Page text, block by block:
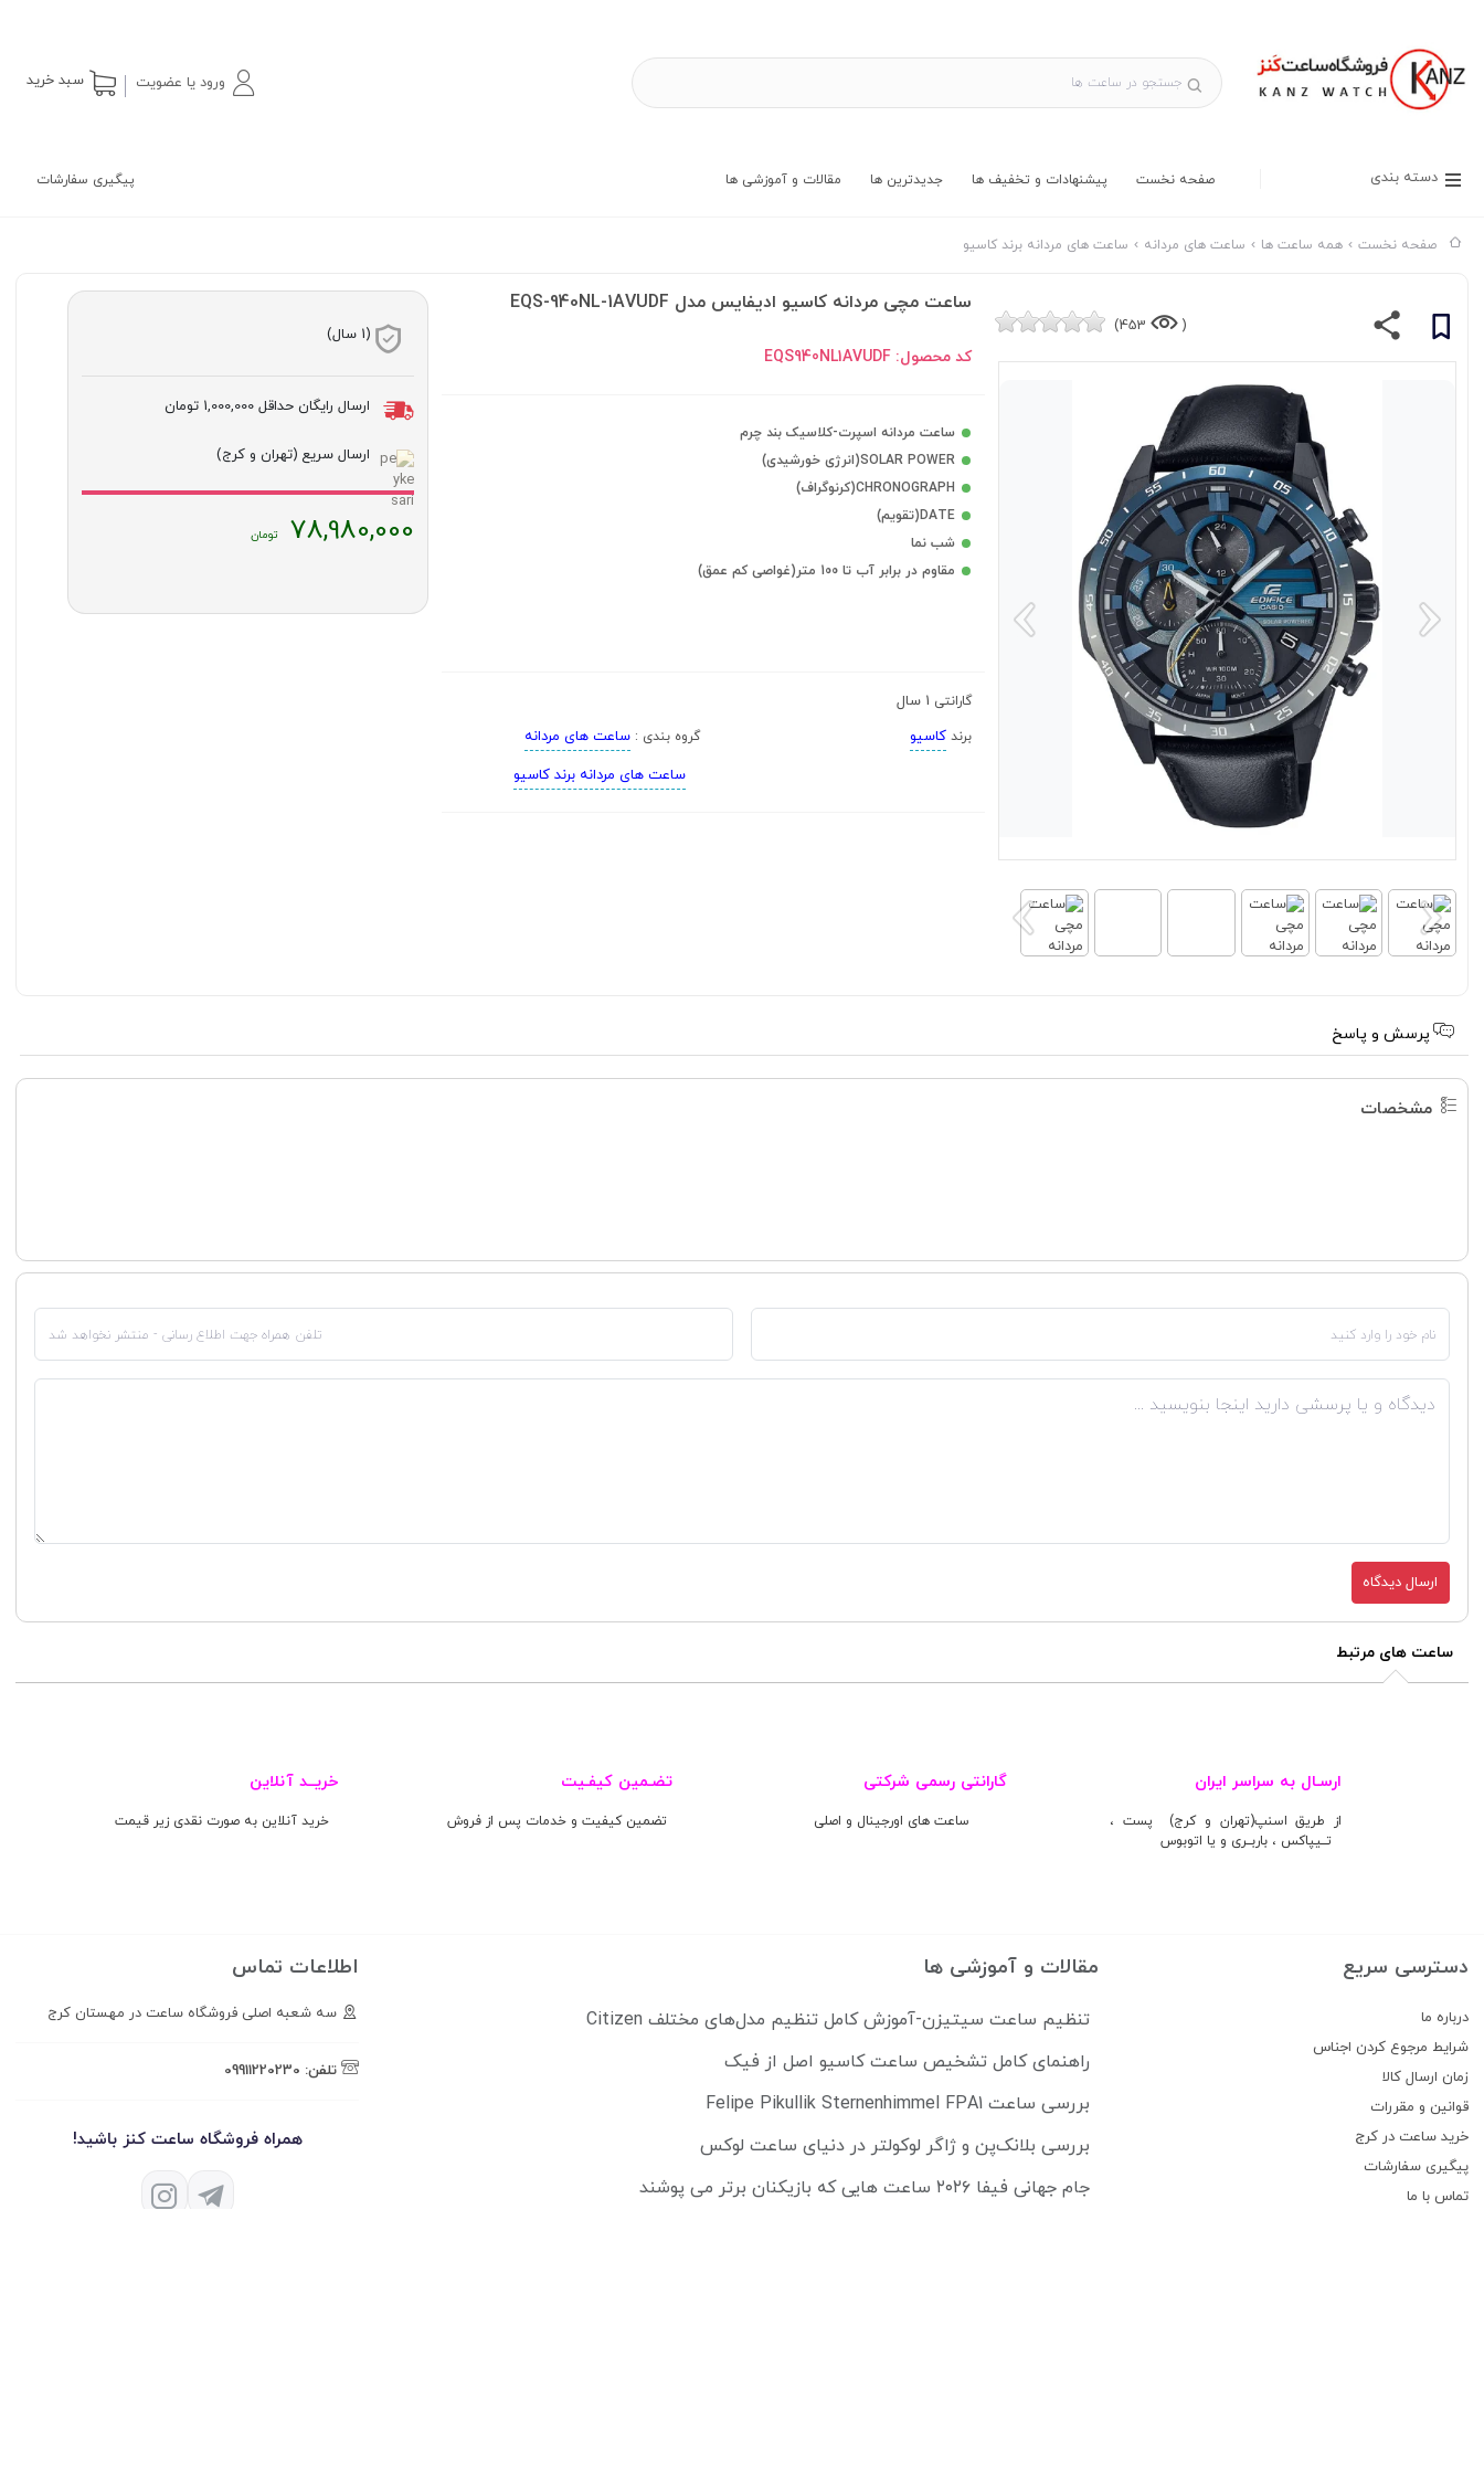
ورود یا عضویت سبد خرید
دسته بندی صفحه نخست پیشنهادات و تخفیف ها جدیدترین ها مقالات و آموزشی ها پیگیری سفارشات
صفحه نخست همه ساعت ها ساعت های مردانه ساعت های مردانه برند کاسیو
(
453)
ساعت مچی مردانه کاسیو ادیفایس مدل EQS-940NL-1AVUDF
کد محصول: EQS940NL1AVUDF
ساعت مردانه اسپرت-کلاسیک بند چرم
SOLAR POWER(انرژی خورشیدی)
CHRONOGRAPH(کرنوگراف)
DATE(تقویم)
شب نما
مقاوم در برابر آب تا 100 متر(غواصی کم عمق)
گارانتی 1 سال
برندکاسیو گروه بندی :ساعت های مردانه
ساعت های مردانه برند کاسیو
(1 سال)
ارسال رایگان حداقل 1,000,000 تومان
ارسال سریع (تهران و کرج)
78,980,000
پرسش و پاسخ
مشخصات
ارسال دیدگاه
ساعت های مرتبط
ارسـال به سراسر ایران
از طریق اسنپ(تهران و کرج) پست ، تــیپاکس ،
باربــری و یا اتوبوس
گارانتی رسمی شرکتی
ساعت های اورجینال و اصلی
تضـمین کیفـیت
تضمین کیفیت و خدمات پس از فروش
خریــد آنلاین
خرید آنلاین به صورت نقدی زیر قیمت
دسترسی سریع
درباره ما
شرایط مرجوع کردن اجناس
زمان ارسال کالا
قوانین و مقررات
خرید ساعت در کرج
پیگیری سفارشات
تماس با ما
مقالات و آموزشی ها
تنظیم ساعت سیتیزن-آموزش کامل تنظیم مدل‌های مختلف Citizen
راهنمای کامل تشخیص ساعت کاسیو اصل از فیک
بررسی ساعت Felipe Pikullik Sternenhimmel FPA1
بررسی بلانک‌پن و ژاگر لوکولتر در دنیای ساعت لوکس
جام جهانی فیفا ۲۰۲۶ ساعت هایی که بازیکنان برتر می پوشند
اطلاعات تماس
سه شعبه اصلی فروشگاه ساعت در مهستان کرج
تلفن: 09911220230
همراه فروشگاه ساعت کنز باشید!